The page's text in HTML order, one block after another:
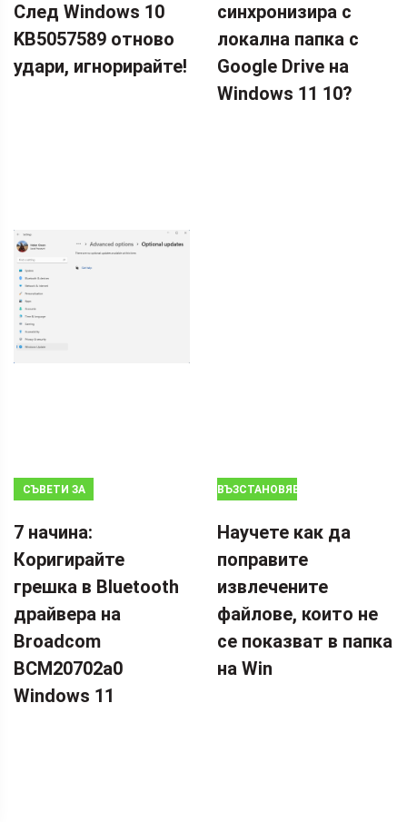
След Windows 10
KB5057589 отново
удари, игнорирайте!
синхронизира с
локална папка с
Google Drive на
Windows 11 10?
СЪВЕТИ ЗА
7 начина:
Коригирайте
грешка в Bluetooth
драйвера на
Broadcom
BCM20702a0
Windows 11
ВЪЗСТАНОВЯВАНЕ
Научете как да
поправите
извлечените
файлове, които не
се показват в папка
на Win